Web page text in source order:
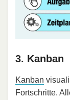
3. Kanban
Kanban
Fortschritte.